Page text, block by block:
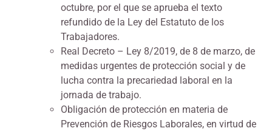
octubre, por el que se aprueba el texto
refundido de la Ley del Estatuto de los
Trabajadores.
Real Decreto – Ley 8/2019, de 8 de marzo, de
medidas urgentes de protección social y de
lucha contra la precariedad laboral en la
jornada de trabajo.
Obligación de protección en materia de
Prevención de Riesgos Laborales, en virtud de